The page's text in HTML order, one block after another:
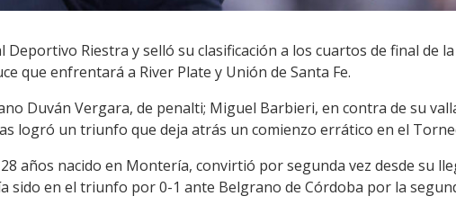
Deportivo Riestra y selló su clasificación a los cuartos de final de
que enfrentará a River Plate y Unión de Santa Fe.
Duván Vergara, de penalti; Miguel Barbieri, en contra de su
logró un triunfo que deja atrás un comienzo errático en el
años nacido en Montería, convirtió por segunda vez desde su
sido en el triunfo por 0-1 ante Belgrano de Córdoba por la